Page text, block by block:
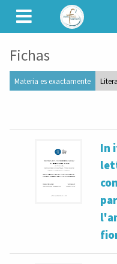
Fichas
Materia es exactamente
In